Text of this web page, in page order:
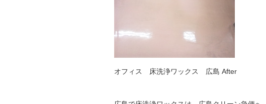
オフィス 床洗浄ワックス 広島 After